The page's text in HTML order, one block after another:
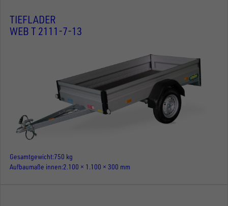
TIEFLADER
WEB T 2111-7-13
Gesamtgewicht 750 kg
Aufbaumaße innen 2.100 × 1.100 × 300 mm